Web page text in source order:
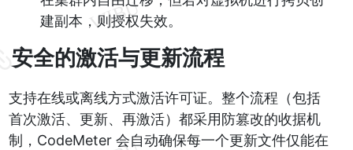
建副本，则授权失效。
安全的激活与更新流程
支持在线或离线方式激活许可证。整个流程（包括
首次激活、更新、再激活）都采用防篡改的收据机
制，CodeMeter 会自动确保每一个更新文件仅能在